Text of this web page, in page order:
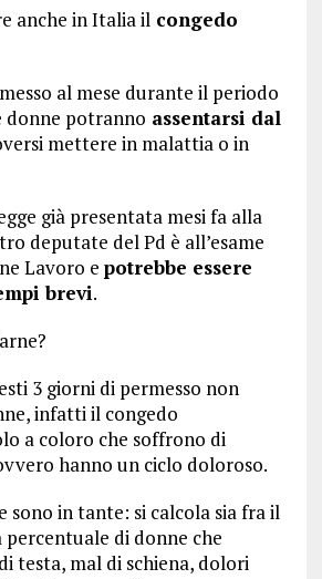
anche in Italia ilcongedo
al mese durante il periodo
donne potranno assentarsi dal
mettere in malattia o in
già presentata mesi fa alla
deputate del Pd è all’esame
Lavoro e potrebbe essere
brevi.
3 giorni di permesso non
infatti il congedo
a coloro che soffrono di
hanno un ciclo doloroso.
sono in tante: si calcola sia fra il
percentuale di donne che
testa, mal di schiena, dolori